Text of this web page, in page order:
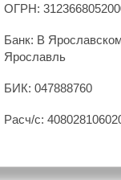
ОГРН:
Банк: В
Ярославль
БИК: 047888760
Расч/с: